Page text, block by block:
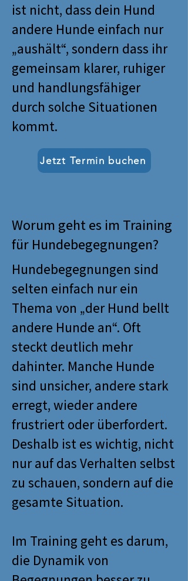
ist nicht, dass dein Hund
andere Hunde einfach nur
„aushält“, sondern dass ihr
gemeinsam klarer, ruhiger
und handlungsfähiger
durch solche Situationen
kommt.
Jetzt Termin buchen
Worum geht es im Training
für Hundebegegnungen?
Hundebegegnungen sind
selten einfach nur ein
Thema von „der Hund bellt
andere Hunde an“. Oft
steckt deutlich mehr
dahinter. Manche Hunde
sind unsicher, andere stark
erregt, wieder andere
frustriert oder überfordert.
Deshalb ist es wichtig, nicht
nur auf das Verhalten selbst
zu schauen, sondern auf die
gesamte Situation.
Im Training geht es darum,
die Dynamik von